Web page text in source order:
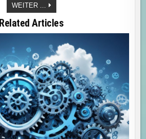
WEITER ... EDGE
COMPUTING:
DIE
ZUKUNFT
DER
–
SCHNELLER,
EFFIZIENTER
UND
SICHERER
FÜR
IHR
UNTERNEHMEN!
Related Articles